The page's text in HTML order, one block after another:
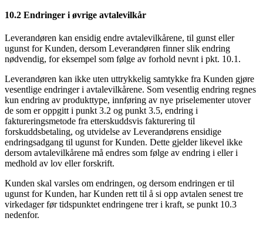
10.2 Endringer i øvrige avtalevilkår
Leverandøren kan ensidig endre avtalevilkårene, til gunst eller
ugunst for Kunden, dersom Leverandøren finner slik endring
nødvendig, for eksempel som følge av forhold nevnt i pkt. 10.1.
Leverandøren kan ikke uten uttrykkelig samtykke fra Kunden gjøre
vesentlige endringer i avtalevilkårene. Som vesentlig endring regnes
kun endring av produkttype, innføring av nye priselementer utover
de som er oppgitt i punkt 3.2 og punkt 3.5, endring i
faktureringsmetode fra etterskuddsvis fakturering til
forskuddsbetaling, og utvidelse av Leverandørens ensidige
endringsadgang til ugunst for Kunden. Dette gjelder likevel ikke
dersom avtalevilkårene må endres som følge av endring i eller i
medhold av lov eller forskrift.
Kunden skal varsles om endringen, og dersom endringen er til
ugunst for Kunden, har Kunden rett til å si opp avtalen senest tre
virkedager før tidspunktet endringene trer i kraft, se punkt 10.3
nedenfor.